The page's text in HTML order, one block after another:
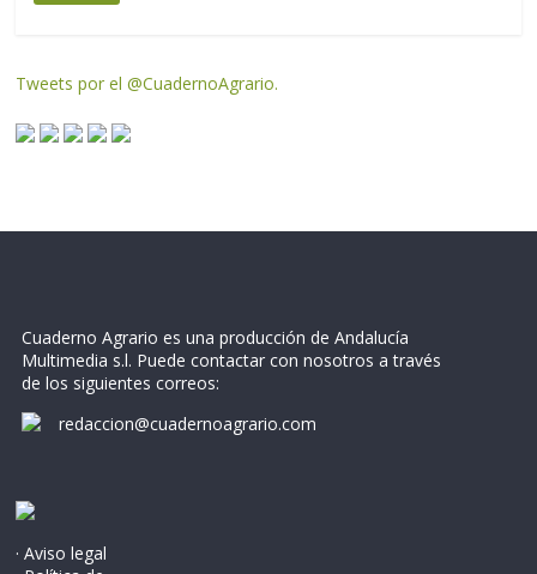
Tweets por el @CuadernoAgrario.
Cuaderno Agrario es una producción de Andalucía
Multimedia s.l. Puede contactar con nosotros a través
de los siguientes correos:
redaccion@cuadernoagrario.com
· Aviso legal